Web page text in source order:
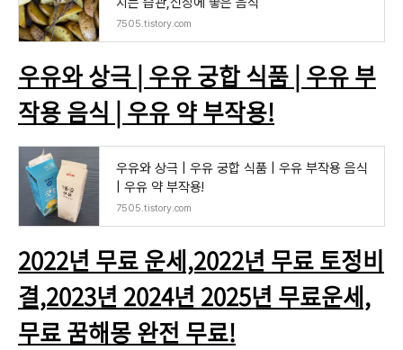
7505.tistory.com
우유와 상극 | 우유 궁합 식품 | 우유 부
작용 음식 | 우유 약 부작용!
우유와 상극 | 우유 궁합 식품 | 우유 부작용 음식
| 우유 약 부작용!
7505.tistory.com
2022년 무료 운세,2022년 무료 토정비
결,2023년 2024년 2025년 무료운세,
무료 꿈해몽 완전 무료!